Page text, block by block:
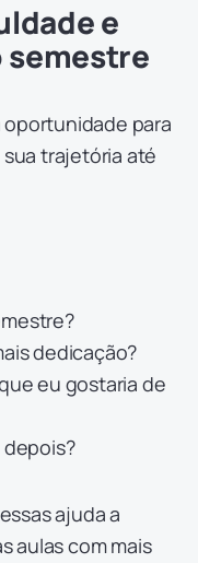
e
semestre
oportunidade para
sua trajetória até
dedicação?
eu gostaria de
ajuda a
aulas com mais